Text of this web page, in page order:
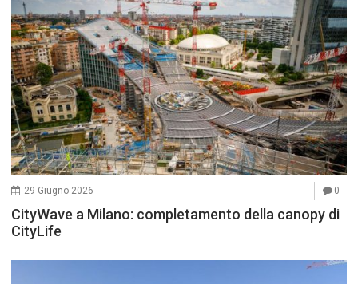
29 Giugno 2026 0
CityWave a Milano: completamento della canopy di
CityLife